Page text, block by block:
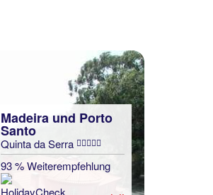
Madeira und Porto
Santo
Quinta da Serra
93 % Weiterempfehlung